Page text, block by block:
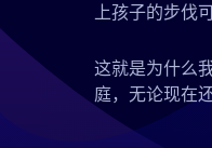
上孩子的步伐
这就是为什么
庭，无论现在